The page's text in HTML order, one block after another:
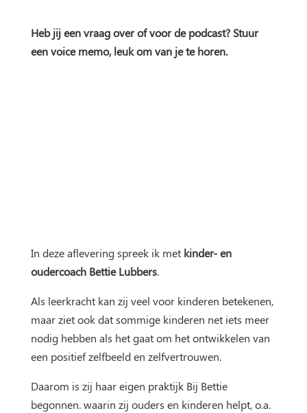
Heb jij een vraag over of voor de podcast? Stuur
een voice memo, leuk om van je te horen.
In deze aflevering spreek ik met kinder- en
oudercoach Bettie Lubbers.
Als leerkracht kan zij veel voor kinderen betekenen,
maar ziet ook dat sommige kinderen net iets meer
nodig hebben als het gaat om het ontwikkelen van
een positief zelfbeeld en zelfvertrouwen.
Daarom is zij haar eigen praktijk Bij Bettie
begonnen. waarin zij ouders en kinderen helpt, o.a.